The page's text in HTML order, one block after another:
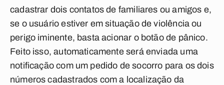
cadastrar dois contatos de familiares ou amigos e,
se o usuário estiver em situação de violência ou
perigo iminente, basta acionar o botão de pânico.
Feito isso, automaticamente será enviada uma
notificação com um pedido de socorro para os dois
números cadastrados com a localização da